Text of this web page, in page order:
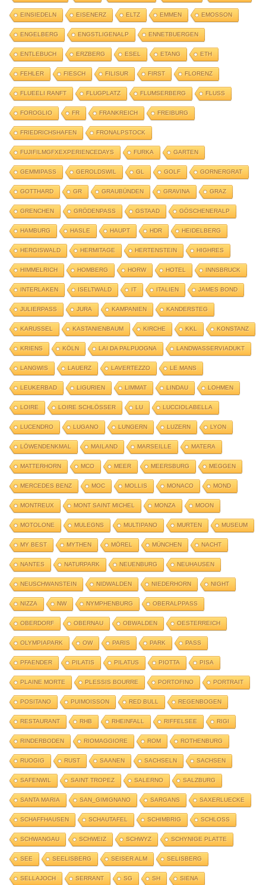
EINSIEDELN EISENERZ ELTZ EMMEN EMOSSON
ENGELBERG ENGSTLIGENALP ENNETBUERGEN
ENTLEBUCH ERZBERG ESEL ETANG ETH
FEHLER FIESCH FILISUR FIRST FLORENZ
FLUEELI RANFT FLUGPLATZ FLUMSERBERG FLUSS
FOROGLIO FR FRANKREICH FREIBURG
FRIEDRICHSHAFEN FRONALPSTOCK
FUJIFILMGFXEXPERIENCEDAYS FURKA GARTEN
GEMMIPASS GEROLDSWIL GL GOLF GORNERGRAT
GOTTHARD GR GRAUBÜNDEN GRAVINA GRAZ
GRENCHEN GRÖDENPASS GSTAAD GÖSCHENERALP
HAMBURG HASLE HAUPT HDR HEIDELBERG
HERGISWALD HERMITAGE HERTENSTEIN HIGHRES
HIMMELRICH HOMBERG HORW HOTEL INNSBRUCK
INTERLAKEN ISELTWALD IT ITALIEN JAMES BOND
JULIERPASS JURA KAMPANIEN KANDERSTEG
KARUSSEL KASTANIENBAUM KIRCHE KKL KONSTANZ
KRIENS KÖLN LAI DA PALPUOGNA LANDWASSERVIADUKT
LANGWIS LAUERZ LAVERTEZZO LE MANS
LEUKERBAD LIGURIEN LIMMAT LINDAU LOHMEN
LOIRE LOIRE SCHLÖSSER LU LUCCIOLABELLA
LUCENDRO LUGANO LUNGERN LUZERN LYON
LÖWENDENKMAL MAILAND MARSEILLE MATERA
MATTERHORN MCO MEER MEERSBURG MEGGEN
MERCEDES BENZ MOC MOLLIS MONACO MOND
MONTREUX MONT SAINT MICHEL MONZA MOON
MOTOLONE MULEGNS MULTIPANO MURTEN MUSEUM
MY BEST MYTHEN MÖREL MÜNCHEN NACHT
NANTES NATURPARK NEUENBURG NEUHAUSEN
NEUSCHWANSTEIN NIDWALDEN NIEDERHORN NIGHT
NIZZA NW NYMPHENBURG OBERALPPASS
OBERDORF OBERNAU OBWALDEN OESTERREICH
OLYMPIAPARK OW PARIS PARK PASS
PFAENDER PILATIS PILATUS PIOTTA PISA
PLAINE MORTE PLESSIS BOURRE PORTOFINO PORTRAIT
POSITANO PUIMOISSON RED BULL REGENBOGEN
RESTAURANT RHB RHEINFALL RIFFELSEE RIGI
RINDERBODEN RIOMAGGIORE ROM ROTHENBURG
RUOGIG RUST SAANEN SACHSELN SACHSEN
SAFENWIL SAINT TROPEZ SALERNO SALZBURG
SANTA MARIA SAN_GIMIGNANO SARGANS SAXERLUECKE
SCHAFFHAUSEN SCHAUTAFEL SCHIMBRIG SCHLOSS
SCHWANGAU SCHWEIZ SCHWYZ SCHYNIGE PLATTE
SEE SEELISBERG SEISER ALM SELISBERG
SELLAJOCH SERRANT SG SH SIENA